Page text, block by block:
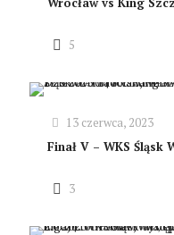
5
13 czerwca, 2023
Finał V – WKS Śląsk
3